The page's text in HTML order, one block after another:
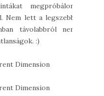
megpróbálom
Nem lett a legszebb,
távolabbról nem
:)